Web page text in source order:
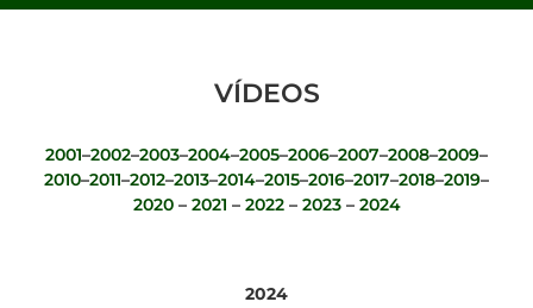
VÍDEOS
2001–2002–2003–2004–2005–2006–2007–2008–2009–
2010–2011–2012–2013–2014–2015–2016–2017–2018–2019–
2020 – 2021 – 2022– 2023– 2024
2024